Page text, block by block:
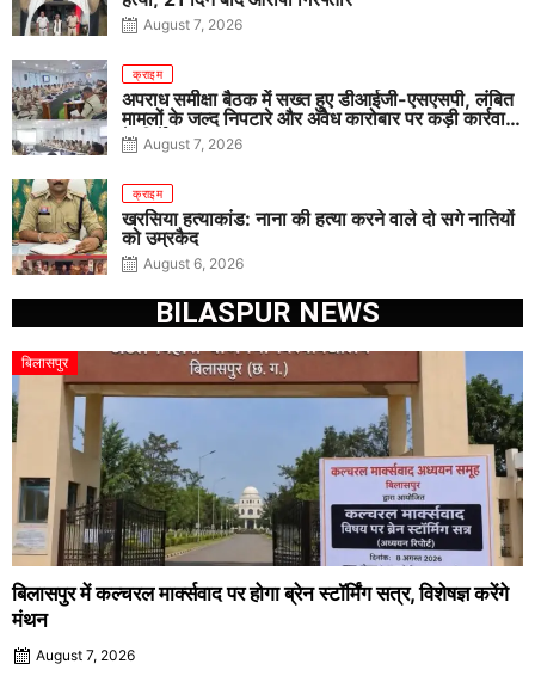
August 7, 2026
क्राइम
अपराध समीक्षा बैठक में सख्त हुए डीआईजी-एसएसपी, लंबित
मामलों के जल्द निपटारे और अवैध कारोबार पर कड़ी कार्रवाई
के निर्देश
August 7, 2026
क्राइम
खरसिया हत्याकांड: नाना की हत्या करने वाले दो सगे नातियों
को उम्रकैद
August 6, 2026
BILASPUR NEWS
बिलासपुर
बिलासपुर में कल्चरल मार्क्सवाद पर होगा ब्रेन स्टॉर्मिंग सत्र, विशेषज्ञ करेंगे
मंथन
August 7, 2026